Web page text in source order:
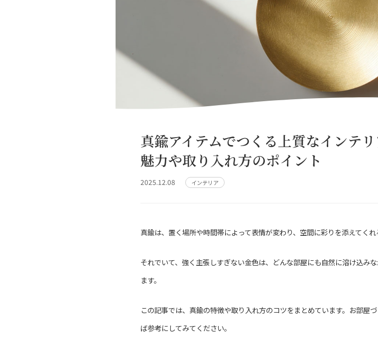
真鍮アイテムでつくる上質なインテリ
魅力や取り入れ方のポイント
2025.12.08 インテリア
真鍮は、置く場所や時間帯によって表情が変わり、空間に彩りを添えてくれ
それでいて、強く主張しすぎない金色は、どんな部屋にも自然に溶け込み
ます。
この記事では、真鍮の特徴や取り入れ方のコツをまとめています。お部屋
ば参考にしてみてください。